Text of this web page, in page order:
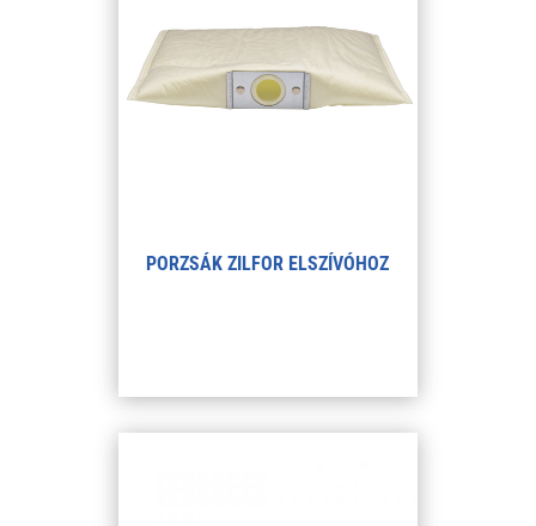
PORZSÁK ZILFOR ELSZÍVÓHOZ